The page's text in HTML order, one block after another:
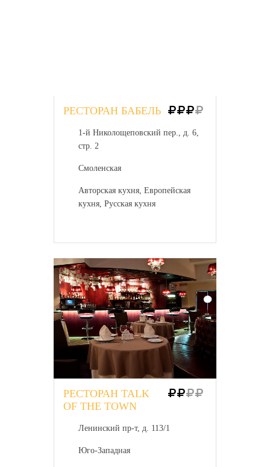
РЕСТОРАН БАБЕЛЬ
1-й Николощеповский пер., д. 6,
стр. 2
Смоленская
Авторская кухня, Европейская
кухня, Русская кухня
РЕСТОРАН TALK
OF THE TOWN
Ленинский пр-т, д. 113/1
Юго-Западная